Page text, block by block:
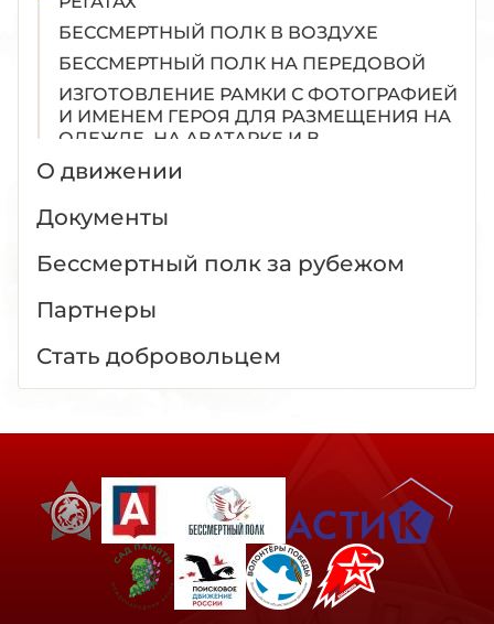
БЕССМЕРТНЫЙ ПОЛК В ВОЗДУХЕ
БЕССМЕРТНЫЙ ПОЛК НА ПЕРЕДОВОЙ
ИЗГОТОВЛЕНИЕ РАМКИ С ФОТОГРАФИЕЙ
И ИМЕНЕМ ГЕРОЯ ДЛЯ РАЗМЕЩЕНИЯ НА
ОДЕЖДЕ, НА АВАТАРКЕ И В
ПОРТРЕТОВ ВЕТЕРАНОВ
ВЕЛИКОЙ ОТЕЧЕСТВЕННОЙ ВОЙНЫ В
СМЕНА АВАТАРОК В СОЦСЕТЯХ
ЧАТ-БОТ ДЛЯ ОФОРМЛЕНИЯ ФОТО
О движении
Документы
Бессмертный полк за рубежом
Партнеры
Стать добровольцем